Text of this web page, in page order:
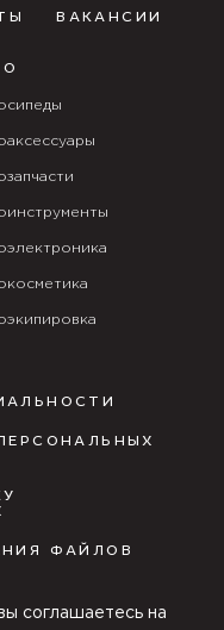
ВАКАНСИИ
ФАЙЛОВ
соглашаетесь на